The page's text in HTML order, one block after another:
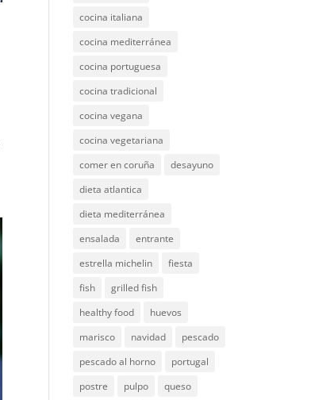
cocina italiana
cocina mediterránea
cocina portuguesa
cocina tradicional
cocina vegana
cocina vegetariana
comer en coruña
desayuno
dieta atlantica
dieta mediterránea
ensalada
entrante
estrella michelin
fiesta
fish
grilled fish
healthy food
huevos
marisco
navidad
pescado
pescado al horno
portugal
postre
pulpo
queso